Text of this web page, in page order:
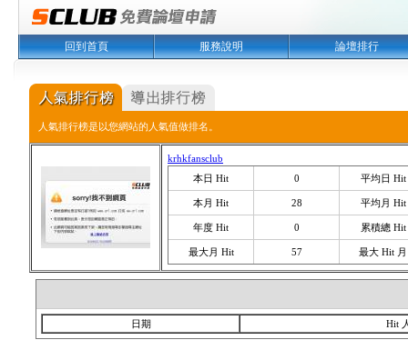
回到首頁 服務說明 論壇排行
人氣排行榜是以您網站的人氣值做排名。
krhkfansclub
本日 Hit
0 平均日 Hit
本月 Hit 28 平均月 Hit
年度 Hit 0 累積總 Hit
最大月 Hit 57 最大 Hit 月
日期 Hit